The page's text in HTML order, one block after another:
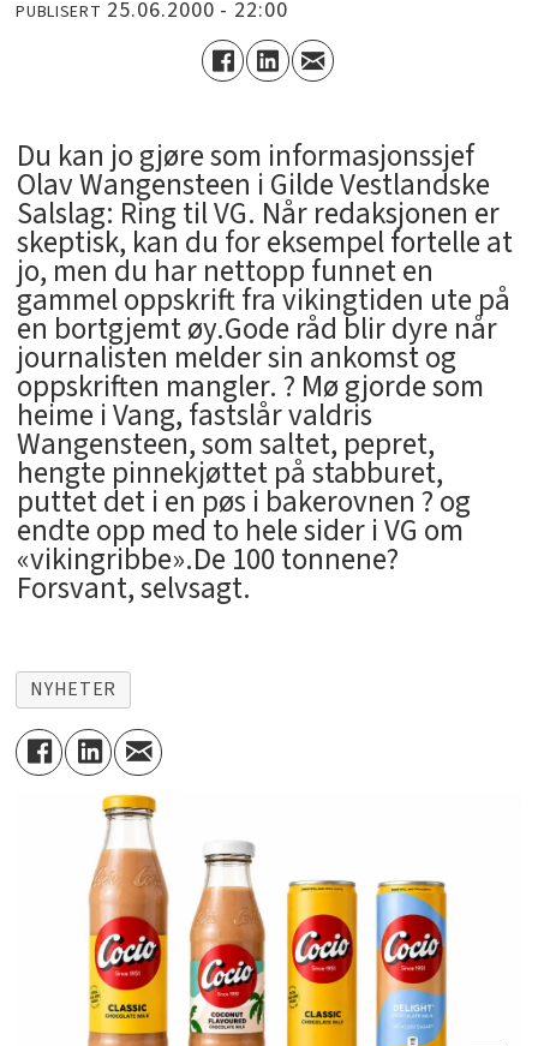
PUBLISERT 25.06.2000 - 22:00
Du kan jo gjøre som informasjonssjef
Olav Wangensteen i Gilde Vestlandske
Salslag: Ring til VG. Når redaksjonen er
skeptisk, kan du for eksempel fortelle at
jo, men du har nettopp funnet en
gammel oppskrift fra vikingtiden ute på
en bortgjemt øy.Gode råd blir dyre når
journalisten melder sin ankomst og
oppskriften mangler. ? Mø gjorde som
heime i Vang, fastslår valdris
Wangensteen, som saltet, pepret,
hengte pinnekjøttet på stabburet,
puttet det i en pøs i bakerovnen ? og
endte opp med to hele sider i VG om
«vikingribbe».De 100 tonnene?
Forsvant, selvsagt.
NYHETER